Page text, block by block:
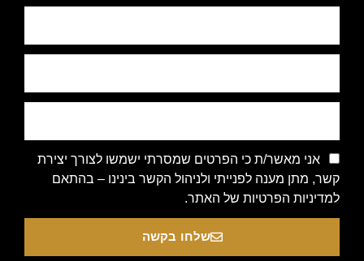
אני מאשר/ת כי הפרטים שמסרתי ישמשו לצורך יצירת
קשר, מתן מענה לפנייתי ולניהול הקשר בינינו – בהתאם
למדיניות הפרטיות של האתר.
שלחו בקשה